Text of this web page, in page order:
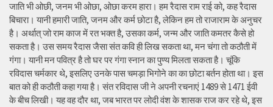
जाति भी ओछी, जनम भी ओछा, ओछा करम हारा। हम रैदास राम राई को, कह रैदास
बिचारा। यानी हमारी जाति, जनम और कर्म छोटा है, लेकिन हम तो राजाराम के अनुचर
है। अर्थात् जो राम काज में रत भक्त है, उसका कर्म, जन्म और जाति कमतर कैसे हो
सकता है। उस समय रैदास जैसा संत कवि ही लिख सकता था, मन चंगा तो कठौती में
गंगा। यानी मन पवित्र है तो घर पर गंगा स्नान का पुण्य मिलता सकता है। चूंकि
रविदास चर्मकार थे, इसलिए उनके पास चमड़ा भिगोने का का छोटा बर्तन होता था। इस
बात को ही कठौती कहा गया है। संत रविदास जी ने अपनी रचनाएं 1489 से 1471 ईवी
के बीच लिखी। यह वह दौर था, जब भारत पर लोदी वंश के शासक राज कर रहे थे, इस